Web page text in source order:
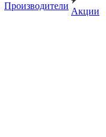
Производители
Акции